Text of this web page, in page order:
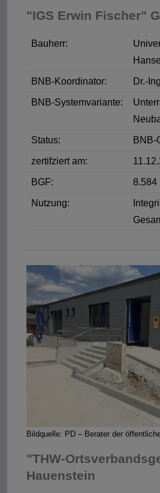
"IGS Erwin Fischer"
Bauherr:
BNB-Koordinator: Dr.-
BNB-Systemvariante:
Status: BNB-
zertifziert am:
BGF: 8.584
Nutzung:
Bildquelle: PD – Berater der
"THW-
Hauenstein